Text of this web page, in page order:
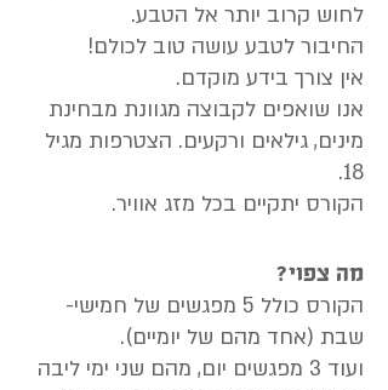
לחוש קרוב יותר אל הטבע.
החיבור לטבע עושה טוב לכולם!
אין צורך בידע מוקדם.
אנו שואפים לקבוצה מגוונת מבחינת
מינים, גילאים ורקעים. הצטרפות מגיל
18.
הקורס יתקיים בכל מזג אוויר.
מה צפוי?
הקורס כולל 5 מפגשים של חמישי-
שבת (אחד מהם של יומיים).
ועוד 3 מפגשים יום, מהם שני ימי ליבה